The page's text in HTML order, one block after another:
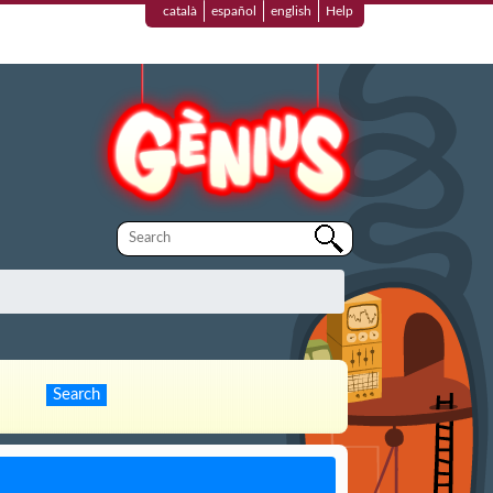
català español english Help